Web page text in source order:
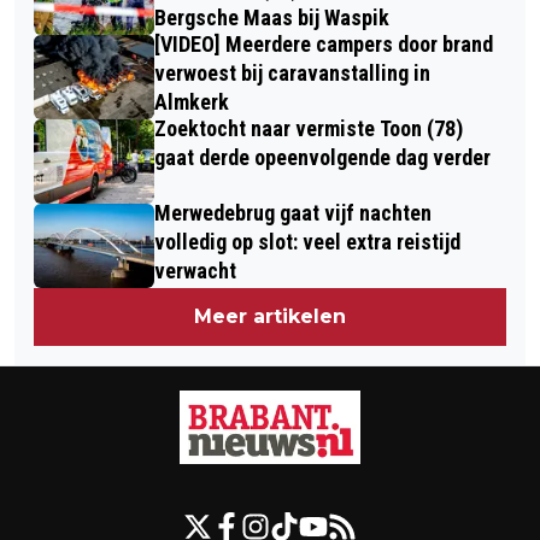
Bergsche Maas bij Waspik
[VIDEO] Meerdere campers door brand
verwoest bij caravanstalling in
Almkerk
Zoektocht naar vermiste Toon (78)
gaat derde opeenvolgende dag verder
Merwedebrug gaat vijf nachten
volledig op slot: veel extra reistijd
verwacht
Meer artikelen